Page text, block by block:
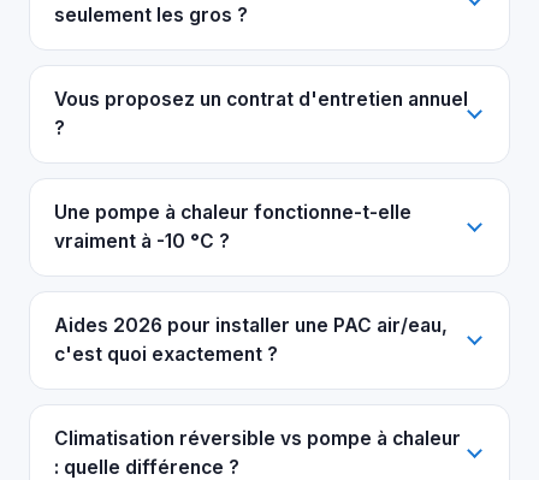
seulement les gros ?
Vous proposez un contrat d'entretien annuel
?
Une pompe à chaleur fonctionne-t-elle
vraiment à -10 °C ?
Aides 2026 pour installer une PAC air/eau,
c'est quoi exactement ?
Climatisation réversible vs pompe à chaleur
: quelle différence ?